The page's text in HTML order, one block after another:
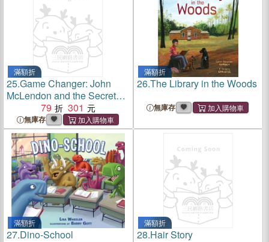
滿額折
25.Game Changer: John
McLendon and the Secret
79 301
無庫存
滿額折
26.The Library in the Woods
無庫存
滿額折
27.Dino-School
滿額折
28.Hair Story